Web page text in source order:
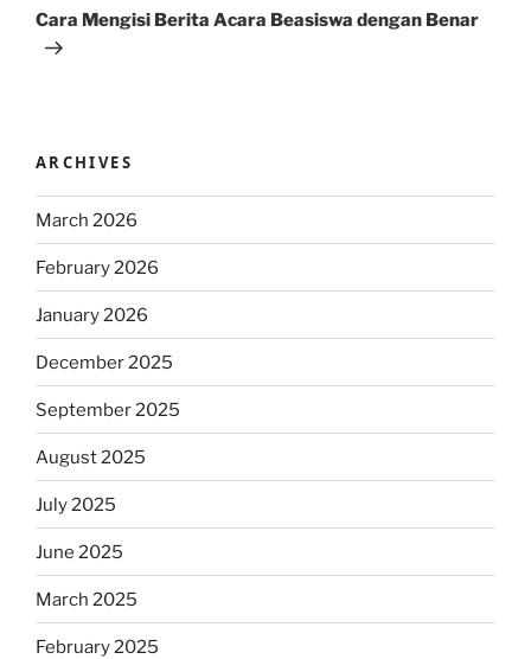
Post
Cara Mengisi Berita Acara Beasiswa dengan Benar
ARCHIVES
March 2026
February 2026
January 2026
December 2025
September 2025
August 2025
July 2025
June 2025
March 2025
February 2025